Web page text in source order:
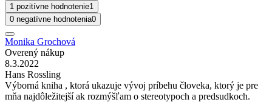
1 pozitívne hodnotenie1
0 negatívne hodnotenia0
Monika Grochová
Overený nákup
8.3.2022
Hans Rossling
Výborná kniha , ktorá ukazuje vývoj príbehu človeka, ktorý je pre
mňa najdôležitejší ak rozmýšľam o stereotypoch a predsudkoch.